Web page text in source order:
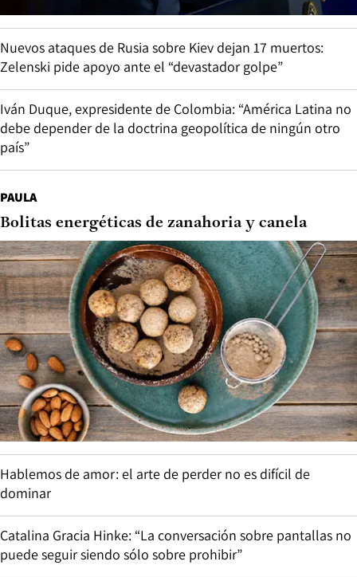
Nuevos ataques de Rusia sobre Kiev dejan 17 muertos:
Zelenski pide apoyo ante el “devastador golpe”
Iván Duque, expresidente de Colombia: “América Latina no
debe depender de la doctrina geopolítica de ningún otro
país”
PAULA
Bolitas energéticas de zanahoria y canela
Hablemos de amor: el arte de perder no es difícil de
dominar
Catalina Gracia Hinke: “La conversación sobre pantallas no
puede seguir siendo sólo sobre prohibir”